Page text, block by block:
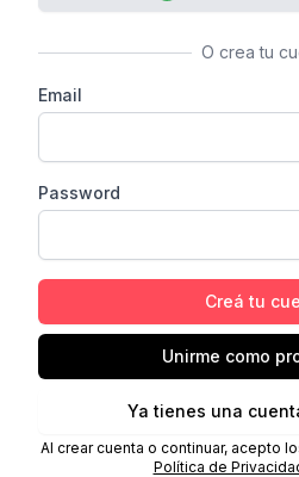
O crea tu
Email
Password
Creá tu
Unirme como
Ya tienes una
Al crear cuenta o continuar, acepto
Política de